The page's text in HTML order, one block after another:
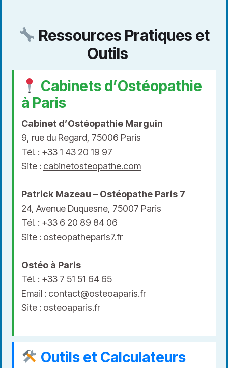
Ressources Pratiques et
Outils
Cabinets d’Ostéopathie
à Paris
Cabinet d’Ostéopathie Marguin
9, rue du Regard, 75006 Paris
Tél. : +33 1 43 20 19 97
Site : cabinetosteopathe.com
Patrick Mazeau – Ostéopathe Paris 7
24, Avenue Duquesne, 75007 Paris
Tél. : +33 6 20 89 84 06
Site : osteopatheparis7.fr
Ostéo à Paris
Tél. : +33 7 51 51 64 65
Email : contact@osteoaparis.fr
Site : osteoaparis.fr
Outils et Calculateurs